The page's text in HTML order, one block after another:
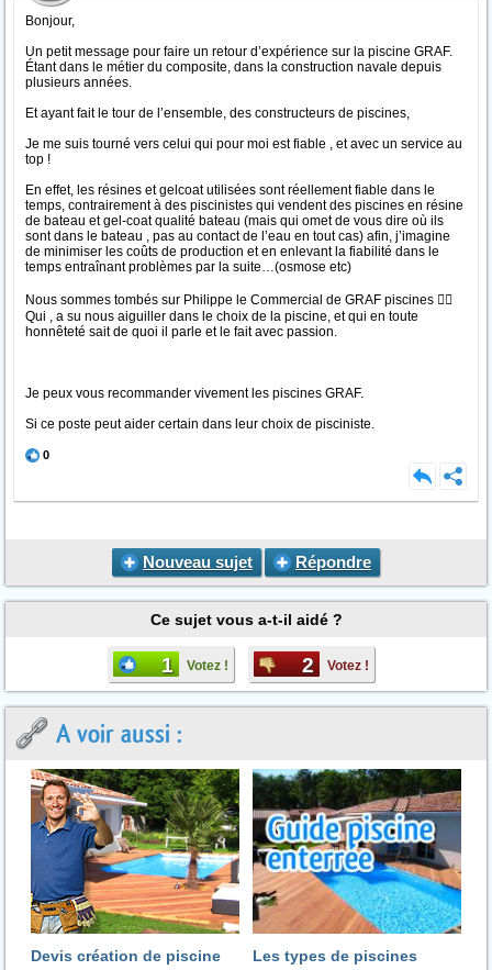
Bonjour,
Un petit message pour faire un retour d’expérience sur la piscine GRAF.
Étant dans le métier du composite, dans la construction navale depuis
plusieurs années.
Et ayant fait le tour de l’ensemble, des constructeurs de piscines,
Je me suis tourné vers celui qui pour moi est fiable , et avec un service au
top !
En effet, les résines et gelcoat utilisées sont réellement fiable dans le
temps, contrairement à des piscinistes qui vendent des piscines en résine
de bateau et gel-coat qualité bateau (mais qui omet de vous dire où ils
sont dans le bateau , pas au contact de l’eau en tout cas) afin, j’imagine
de minimiser les coûts de production et en enlevant la fiabilité dans le
temps entraînant problèmes par la suite…(osmose etc)
Nous sommes tombés sur Philippe le Commercial de GRAF piscines 🏊‍♂️
Qui , a su nous aiguiller dans le choix de la piscine, et qui en toute
honnêteté sait de quoi il parle et le fait avec passion.
Je peux vous recommander vivement les piscines GRAF.
Si ce poste peut aider certain dans leur choix de pisciniste.
0
Nouveau sujet Répondre
Ce sujet vous a-t-il aidé ?
1 Votez ! 2 Votez !
A voir aussi :
Devis création de piscine Les types de piscines